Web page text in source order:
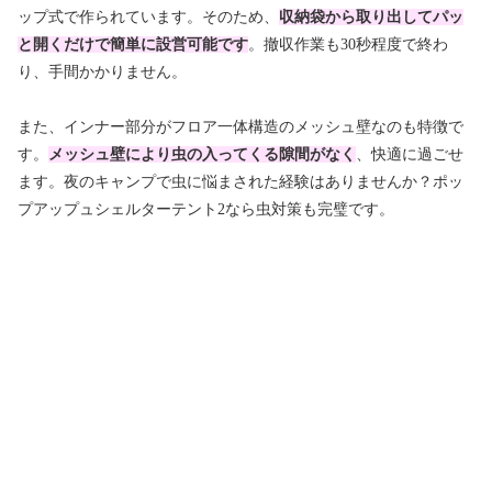
ップ式で作られています。そのため、 収納袋から取り出してパッ
と開くだけで簡単に設営可能です。撤収作業も30秒程度で終わ
り、手間かかりません。
また、インナー部分がフロア一体構造のメッシュ壁なのも特徴で
す。 メッシュ壁により虫の入ってくる隙間がなく 、快適に過ごせ
ます。夜のキャンプで虫に悩まされた経験はありませんか？ポッ
プアップュシェルターテント2なら虫対策も完璧です。